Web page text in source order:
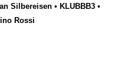
Silbereisen • KLUBBB3 •
Rossi